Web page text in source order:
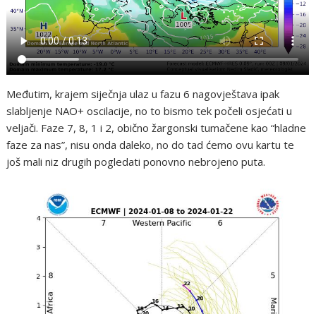
Međutim, krajem siječnja ulaz u fazu 6 nagovještava ipak
slabljenje NAO+ oscilacije, no to bismo tek počeli osjećati u
veljači. Faze 7, 8, 1 i 2, obično žargonski tumačene kao “hladne
faze za nas”, nisu onda daleko, no do tad ćemo ovu kartu te
još mali niz drugih pogledati ponovno nebrojeno puta.